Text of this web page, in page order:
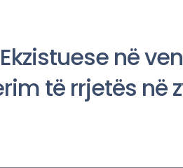
në
të rrjetës në